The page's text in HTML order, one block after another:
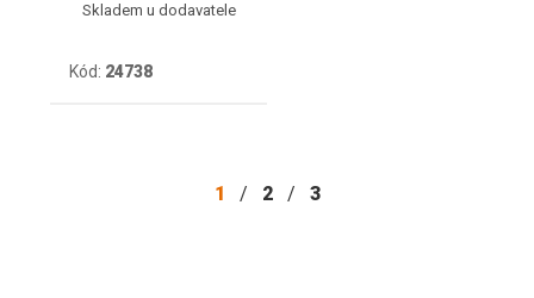
Skladem u dodavatele
Kód: 24738
1 / 2 / 3